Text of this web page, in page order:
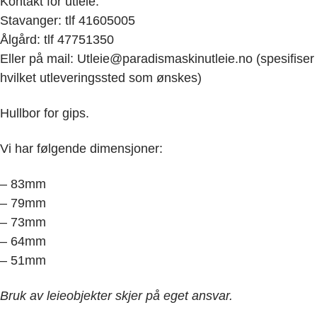
Stavanger: tlf 41605005
Ålgård: tlf 47751350
Eller på mail: Utleie@paradismaskinutleie.no (spesifiser
hvilket utleveringssted som ønskes)
Hullbor for gips.
Vi har følgende dimensjoner:
– 83mm
– 79mm
– 73mm
– 64mm
– 51mm
Bruk av leieobjekter skjer på eget ansvar.